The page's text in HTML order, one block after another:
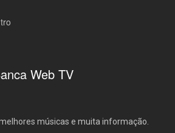
Web TV
músicas e muita informação.